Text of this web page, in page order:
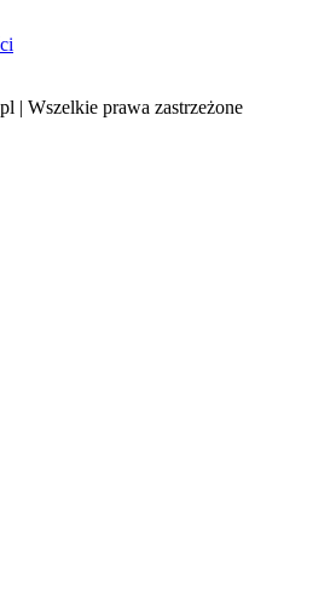
| Wszelkie prawa zastrzeżone